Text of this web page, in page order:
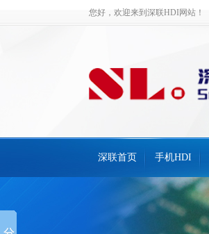
您好，欢迎来到深联HDI网站！
深联首页 手机HDI